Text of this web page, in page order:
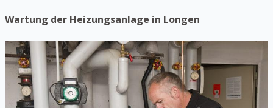
Wartung der Heizungsanlage in Longen